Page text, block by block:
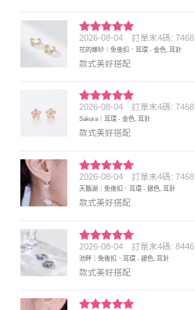
評分5滿
分 5
2026-08-04 訂單末4碼: 7468
花的嫁紗｜免後扣．耳環 - 金色, 耳針
款式美好搭配
評分5 滿
分 5
2026-08-04 訂單末4碼: 7468
Sakura｜耳環 - 金色, 耳針
款式美好搭配
評分5 滿
分 5
2026-08-04 訂單末4碼: 7468
天鵝湖｜免後扣．耳環 - 銀色, 耳針
款式美好搭配
評分5滿
分 5
2026-08-04 訂單末4碼: 8446
池畔｜免後扣．耳環 - 銀色, 耳針
款式美好搭配